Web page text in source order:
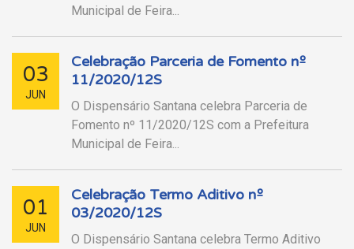
Municipal de Feira...
03
JUN
Celebração Parceria de Fomento nº
11/2020/12S
O Dispensário Santana celebra Parceria de
Fomento nº 11/2020/12S com a Prefeitura
Municipal de Feira...
01
JUN
Celebração Termo Aditivo nº
03/2020/12S
O Dispensário Santana celebra Termo Aditivo